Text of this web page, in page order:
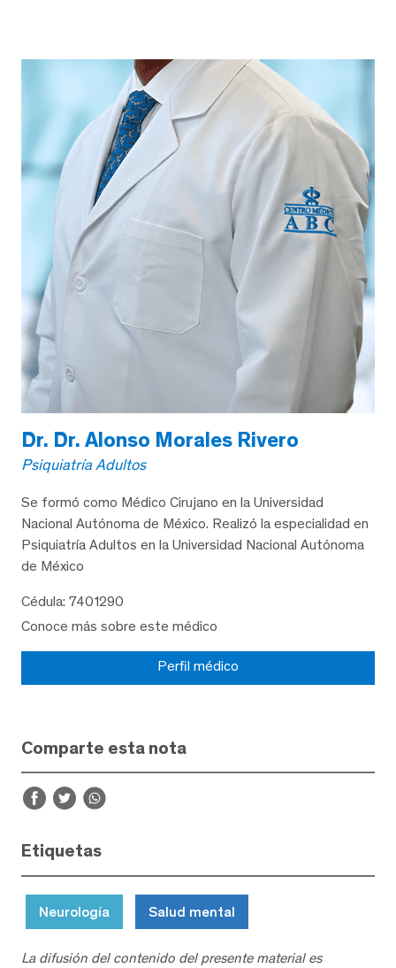
Dr. Dr. Alonso Morales Rivero
Psiquiatría Adultos
Se formó como Médico Cirujano en la Universidad
Nacional Autónoma de México. Realizó la especialidad en
Psiquiatría Adultos en la Universidad Nacional Autónoma
de México
Cédula: 7401290
Conoce más sobre este médico
Perfil médico
Comparte esta nota
Etiquetas
Neurología Salud mental
La difusión del contenido del presente material es